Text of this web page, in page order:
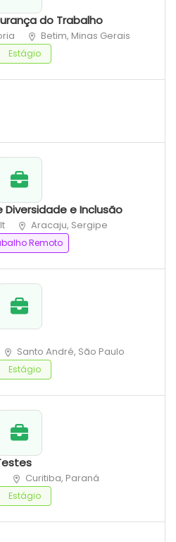
do Trabalho
Betim, Minas Gerais
Estágio
Diversidade e Inclusão
Aracaju, Sergipe
Remoto
Santo André, São Paulo
Estágio
Curitiba, Paraná
Estágio